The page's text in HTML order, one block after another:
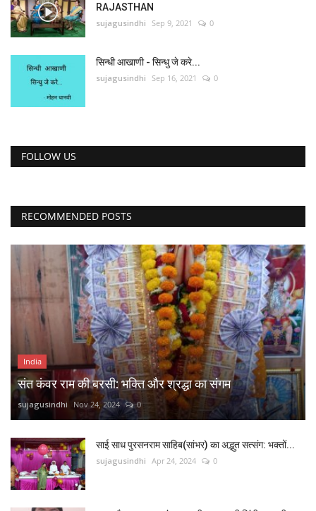
RAJASTHAN
sujagusindhi Sep 9, 2021 0
सिन्धी आखाणी - सिन्धु जे करे...
sujagusindhi Sep 16, 2021 0
FOLLOW US
RECOMMENDED POSTS
India
संत कंवर राम की बरसी: भक्ति और श्रद्धा का संगम
sujagusindhi Nov 24, 2024 0
साई साध पुरसनराम साहिब(सांभर) का अद्भुत सत्संग: भक्तों...
sujagusindhi Apr 24, 2024 0